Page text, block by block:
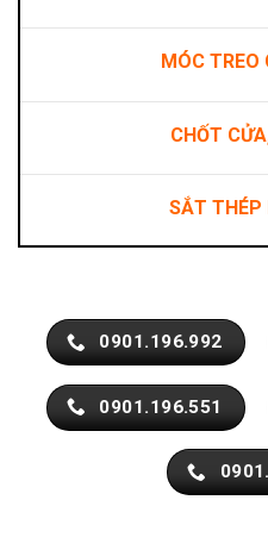
MÓC TREO
CHỐT
SẮT THÉP
0901.196.992
0901.196.551